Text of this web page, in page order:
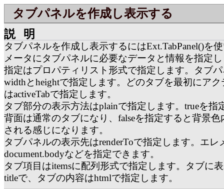
タブパネルを作成し表示する
説明
タブパネルを作成し表示するにはExt.TabPanel()を
メータにタブパネルに必要なデータと情報を指定
指定はプロパティリスト形式で指定します。タブ
widthとheightで指定します。どのタブを最初にア
はactiveTabで指定します。
タブ部分の表示方法はplainで指定します。trueを指
背面は通常のタブになり、falseを指定すると背景
される感じになります。
タブパネルの表示先はrenderToで指定します。エレ
document.bodyなどを指定できます。
タブ項目はitemsに配列形式で指定します。タブに
titleで、タブの内容はhtmlで指定します。